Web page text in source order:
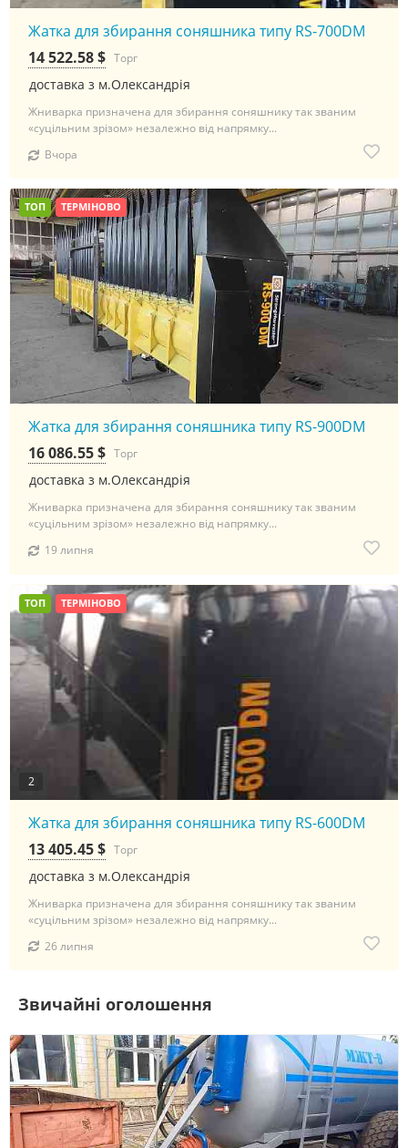
Жатка для збирання соняшника типу RS-700DM
доставка з м.Олександрія
14 522.58 $ Торг
Жниварка призначена для збирання соняшнику так званим
«суцільним зрізом» незалежно від напрямку...
Вчора
ТОП ТЕРМІНОВО
Жатка для збирання соняшника типу RS-900DM
доставка з м.Олександрія
16 086.55 $ Торг
Жниварка призначена для збирання соняшнику так званим
«суцільним зрізом» незалежно від напрямку...
19 липня
ТОП ТЕРМІНОВО
2
Жатка для збирання соняшника типу RS-600DM
доставка з м.Олександрія
13 405.45 $ Торг
Жниварка призначена для збирання соняшнику так званим
«суцільним зрізом» незалежно від напрямку...
26 липня
Звичайні оголошення